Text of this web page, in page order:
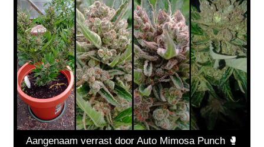
Aangenaam verrast door Auto Mimosa Punch 🥊